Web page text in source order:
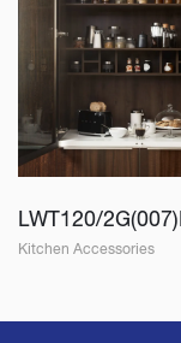
Kitchen Accessories